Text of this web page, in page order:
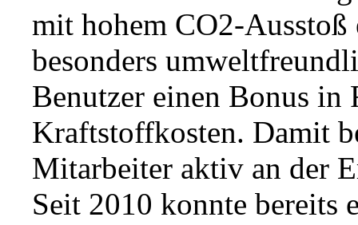
mit hohem CO2-Ausstoß
besonders
Benutzer einen Bonus in
Kraftstoffkosten. Damit
Mitarbeiter aktiv an der
Seit 2010 konnte bereits